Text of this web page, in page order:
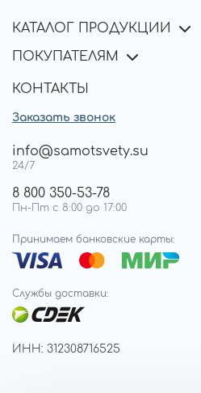
КАТАЛОГ ПРОДУКЦИИ
ПОКУПАТЕЛЯМ
КОНТАКТЫ
Заказать звонок
info@samotsvety.su
24/7
8 800 350-53-78
Пн-Пт с 8:00 до 17:00
Принимаем банковские карты:
Службы доставки:
ИНН: 312308716525